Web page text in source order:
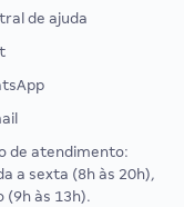
de ajuda
de atendimento:
a sexta (8h às 20h),
(9h às 13h).